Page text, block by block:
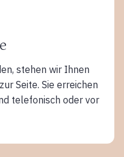
stehen wir Ihnen
Seite. Sie erreichen
telefonisch oder vor